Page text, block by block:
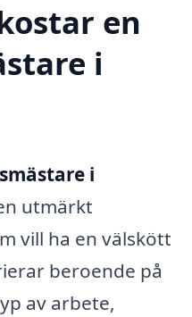
en
i
i
utmärkt
vill ha en välskött
beroende på
av arbete,